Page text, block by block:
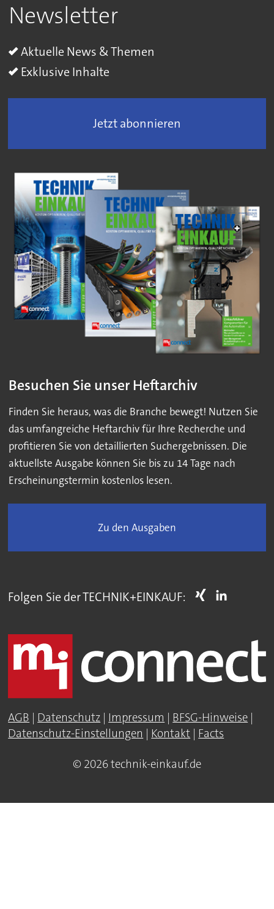
Newsletter
Aktuelle News & Themen
Exklusive Inhalte
Jetzt abonnieren
Besuchen Sie unser Heftarchiv
Finden Sie heraus, was die Branche bewegt! Nutzen Sie
das umfangreiche Heftarchiv für Ihre Recherche und
profitieren Sie von detaillierten Suchergebnissen. Die
aktuellste Ausgabe können Sie bis zu 14 Tage nach
Erscheinungstermin kostenlos lesen.
Zu den Ausgaben
Folgen Sie der TECHNIK+EINKAUF:
AGB | Datenschutz | Impressum | BFSG-Hinweise |
Datenschutz-Einstellungen | Kontakt | Facts
© 2026 technik-einkauf.de